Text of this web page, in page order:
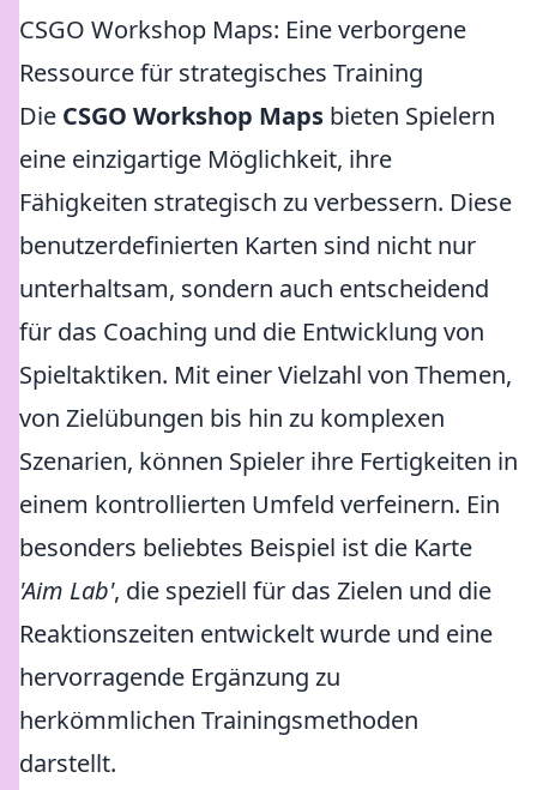
CSGO Workshop Maps: Eine verborgene
Ressource für strategisches Training
Die CSGO Workshop Maps bieten Spielern
eine einzigartige Möglichkeit, ihre
Fähigkeiten strategisch zu verbessern. Diese
benutzerdefinierten Karten sind nicht nur
unterhaltsam, sondern auch entscheidend
für das Coaching und die Entwicklung von
Spieltaktiken. Mit einer Vielzahl von Themen,
von Zielübungen bis hin zu komplexen
Szenarien, können Spieler ihre Fertigkeiten in
einem kontrollierten Umfeld verfeinern. Ein
besonders beliebtes Beispiel ist die Karte
'Aim Lab', die speziell für das Zielen und die
Reaktionszeiten entwickelt wurde und eine
hervorragende Ergänzung zu
herkömmlichen Trainingsmethoden
darstellt.